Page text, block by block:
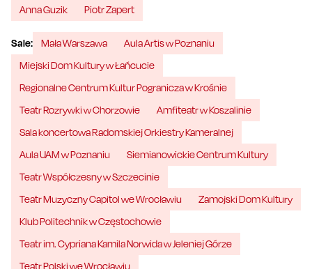
Anna Guzik
Piotr Zapert
Sale: Mała Warszawa
Aula Artis w Poznaniu
Miejski Dom Kultury w Łańcucie
Regionalne Centrum Kultur Pogranicza w Krośnie
Teatr Rozrywki w Chorzowie
Amfiteatr w Koszalinie
Sala koncertowa Radomskiej Orkiestry Kameralnej
Aula UAM w Poznaniu
Siemianowickie Centrum Kultury
Teatr Współczesny w Szczecinie
Teatr Muzyczny Capitol we Wrocławiu
Zamojski Dom Kultury
Klub Politechnik w Częstochowie
Teatr im. Cypriana Kamila Norwida w Jeleniej Górze
Teatr Polski we Wrocławiu